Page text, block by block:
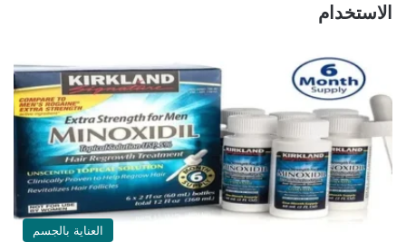
الاستخدام
العناية بالجسم